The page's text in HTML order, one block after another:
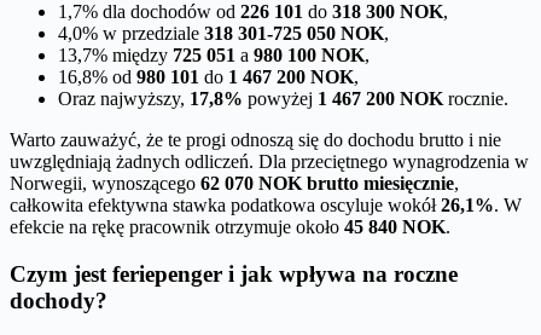
1,7% dla dochodów od 226 101 do 318 300 NOK,
4,0% w przedziale 318 301-725 050 NOK,
13,7% między 725 051 a 980 100 NOK,
16,8% od 980 101 do 1 467 200 NOK,
Oraz najwyższy, 17,8% powyżej 1 467 200 NOK rocznie.
Warto zauważyć, że te progi odnoszą się do dochodu brutto i nie
uwzględniają żadnych odliczeń. Dla przeciętnego wynagrodzenia w
Norwegii, wynoszącego 62 070 NOK brutto miesięcznie,
całkowita efektywna stawka podatkowa oscyluje wokół26,1%. W
efekcie na rękę pracownik otrzymuje około 45 840 NOK.
Czym jest feriepenger i jak wpływa na roczne
dochody?